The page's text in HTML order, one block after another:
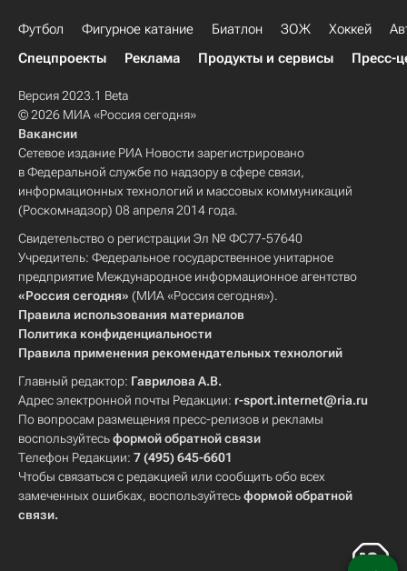
Футбол Фигурное катание Биатлон ЗОЖ Хоккей
Спецпроекты
Реклама Продукты и сервисы Пресс-
Версия 2023.1 Beta
© 2026 МИА «Россия сегодня»
Вакансии
Сетевое издание РИА Новости зарегистрировано
в Федеральной службе по надзору в сфере связи,
информационных технологий и массовых коммуникаций
(Роскомнадзор) 08 апреля 2014 года.
Свидетельство о регистрации Эл № ФС77-57640
Учредитель: Федеральное государственное унитарное
предприятие Международное информационное агентство
«Россия сегодня» (МИА «Россия сегодня»).
Правила использования материалов
Политика конфиденциальности
Правила применения рекомендательных технологий
Главный редактор: Гаврилова А.В.
Адрес электронной почты Редакции: r-sport.internet@ria.ru
По вопросам размещения пресс-релизов и рекламы
воспользуйтесьформой обратной связи
Телефон Редакции: 7 (495) 645-6601
Чтобы связаться с редакцией или сообщить обо всех
замеченных ошибках, воспользуйтесьформой обратной
связи.